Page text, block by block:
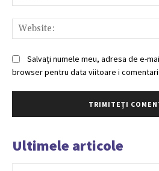
Salvați numele meu, adresa de e-
browser pentru data viitoare i
Ultimele articole